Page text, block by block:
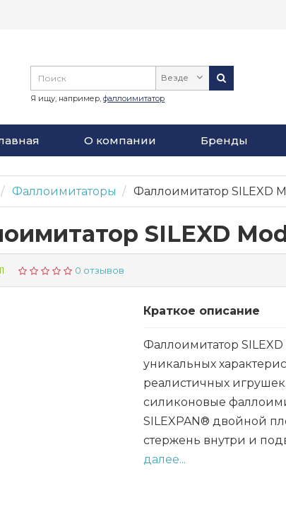
Везде
Я ищу, например,фаллоимитатор
О компании Бренды
Фаллоимитаторы Фаллоимитатор SILEXD
SILEXD
0 отзывов
Краткое описание
Фаллоимитатор
уникальных
реалистичных
силиконовые
SILEXPAN® двойной
стержень внутри и
далее...